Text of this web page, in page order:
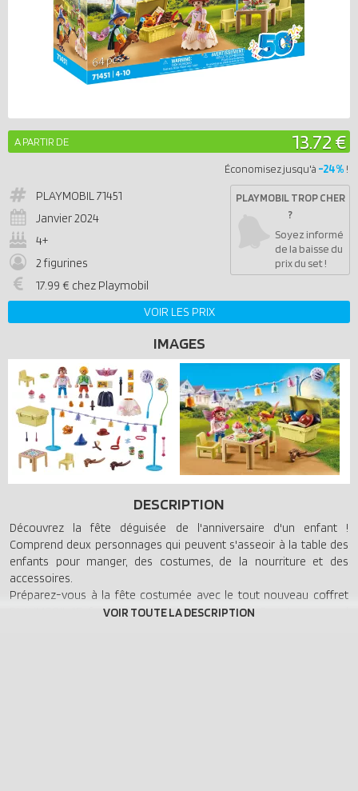
A PARTIR DE 13.72 €
Économisez jusqu'à -24% !
PLAYMOBIL71451
Janvier 2024
4+
2 figurines
17.99 € chez Playmobil
PLAYMOBIL TROP CHER
?
Soyez informé
de la baisse du
prix du set !
VOIR LES PRIX
IMAGES
DESCRIPTION
Découvrez la fête déguisée de l'anniversaire d'un enfant !
Comprend deux personnages qui peuvent s'asseoir à la table des
enfants pour manger, des costumes, de la nourriture et des
accessoires.
Préparez-vous à la fête costumée avec le tout nouveau coffret
PLAYMOBIL "Enfants avec décorations de fête". Ce set comprend